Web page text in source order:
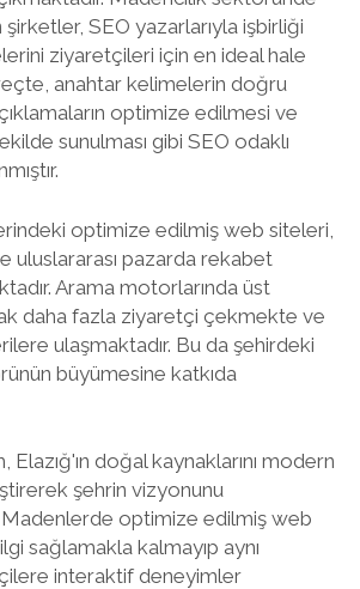
SEO yazarlarıyla işbirliği
ziyaretçileri için en ideal hale
anahtar kelimelerin doğru
optimize edilmesi ve
sunulması gibi SEO odaklı
optimize edilmiş web siteleri,
uluslararası pazarda rekabet
Arama motorlarında üst
daha fazla ziyaretçi çekmekte ve
ulaşmaktadır. Bu da şehirdeki
büyümesine katkıda
Elazığ'ın doğal kaynaklarını modern
şehrin vizyonunu
optimize edilmiş web
sağlamakla kalmayıp aynı
interaktif deneyimler